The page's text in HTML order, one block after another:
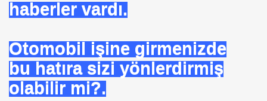
haberler vardı.
Otomobil işine girmenizde
bu hatıra sizi yönlerdirmiş
olabilir mi?.
UNUT
EV HANIMIMI
DEĞİL